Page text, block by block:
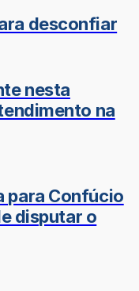
desconfiar
nesta
na
para Confúcio
disputar o